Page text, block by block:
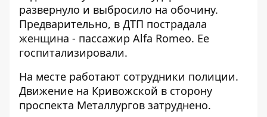
развернуло и выбросило на обочину.
Предварительно, в ДТП пострадала
женщина - пассажир Alfa Romeo. Ее
госпитализировали.
На месте работают сотрудники полиции.
Движение на Кривожской в сторону
проспекта Металлургов затруднено.